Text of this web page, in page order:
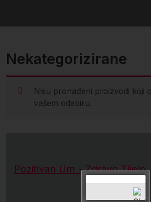
Nekategorizirane
Nisu pronađeni proizvodi koji
vašem odabiru.
Pozitivan Um - Zdravo Tijelo